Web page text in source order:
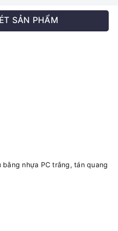
SẢN PHẨM
nhựa PC trắng, tán quang